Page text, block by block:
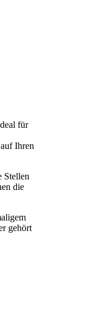
für
Ihren
Stellen
die
gehört